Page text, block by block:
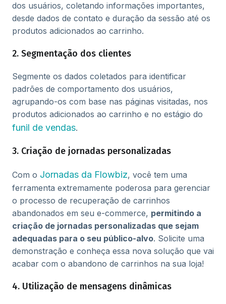
dos usuários, coletando informações importantes,
desde dados de contato e duração da sessão até os
produtos adicionados ao carrinho.
2. Segmentação dos clientes
Segmente os dados coletados para identificar
padrões de comportamento dos usuários,
agrupando-os com base nas páginas visitadas, nos
produtos adicionados ao carrinho e no estágio do
funil de vendas.
3. Criação de jornadas personalizadas
Com o Jornadas da Flowbiz, você tem uma
ferramenta extremamente poderosa para gerenciar
o processo de recuperação de carrinhos
abandonados em seu e-commerce, permitindo a
criação de jornadas personalizadas que sejam
adequadas para o seu público-alvo. Solicite uma
demonstração e conheça essa nova solução que vai
acabar com o abandono de carrinhos na sua loja!
4. Utilização de mensagens dinâmicas